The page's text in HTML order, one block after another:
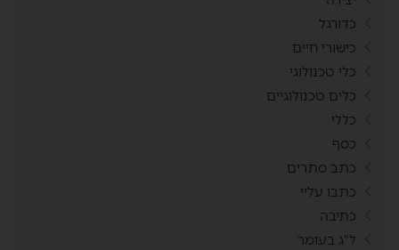
כדורגל
כישורי חיים
כלי טכנולוגי
כלים טכנולוגיים
כללי
כסף
כתב סתרים
כתבו עליי
כתיבה
ל"ג בעומר